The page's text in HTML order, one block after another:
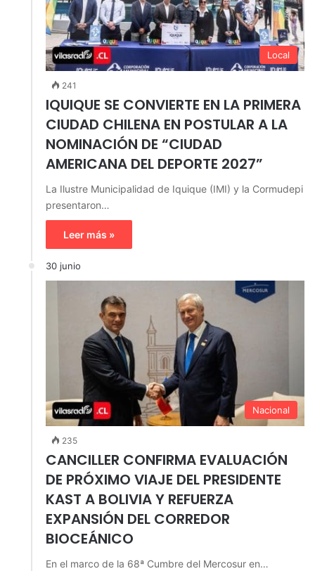
Local
241
IQUIQUE SE CONVIERTE EN LA PRIMERA
CIUDAD CHILENA EN POSTULAR A LA
NOMINACIÓN DE “CIUDAD
AMERICANA DEL DEPORTE 2027”
La Ilustre Municipalidad de Iquique (IMI) y la Cormudepi
presentaron…
Leer más »
30 junio
Nacional
235
CANCILLER CONFIRMA EVALUACIÓN
DE PRÓXIMO VIAJE DEL PRESIDENTE
KAST A BOLIVIA Y REFUERZA
EXPANSIÓN DEL CORREDOR
BIOCEÁNICO
En el marco de la 68ª Cumbre del Mercosur en…